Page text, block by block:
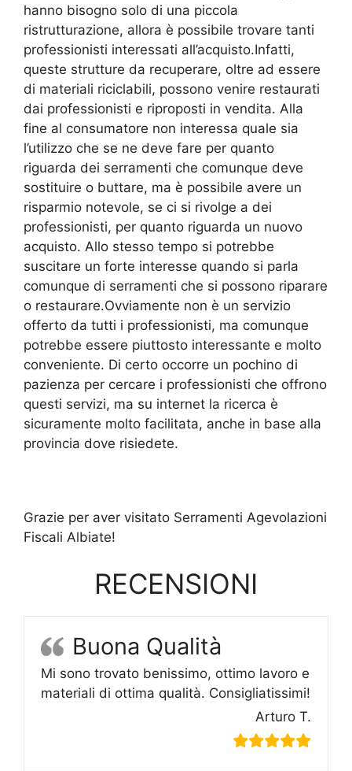
hanno bisogno solo di una piccola
ristrutturazione, allora è possibile trovare tanti
professionisti interessati all’acquisto.Infatti,
queste strutture da recuperare, oltre ad essere
di materiali riciclabili, possono venire restaurati
dai professionisti e riproposti in vendita. Alla
fine al consumatore non interessa quale sia
l’utilizzo che se ne deve fare per quanto
riguarda dei serramenti che comunque deve
sostituire o buttare, ma è possibile avere un
risparmio notevole, se ci si rivolge a dei
professionisti, per quanto riguarda un nuovo
acquisto. Allo stesso tempo si potrebbe
suscitare un forte interesse quando si parla
comunque di serramenti che si possono riparare
o restaurare.Ovviamente non è un servizio
offerto da tutti i professionisti, ma comunque
potrebbe essere piuttosto interessante e molto
conveniente. Di certo occorre un pochino di
pazienza per cercare i professionisti che offrono
questi servizi, ma su internet la ricerca è
sicuramente molto facilitata, anche in base alla
provincia dove risiedete.
Grazie per aver visitato Serramenti Agevolazioni
Fiscali Albiate!
RECENSIONI
Buona Qualità
Mi sono trovato benissimo, ottimo lavoro e
materiali di ottima qualità. Consigliatissimi!
Arturo T.